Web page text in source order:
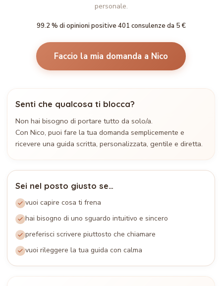
personale.
99.2 % di opinioni positive·401 consulenze·da 5 €
Faccio la mia domanda a Nico
Senti che qualcosa ti blocca?
Non hai bisogno di portare tutto da solo/a.
Con Nico, puoi fare la tua domanda semplicemente e
ricevere una guida scritta, personalizzata, gentile e diretta.
Sei nel posto giusto se…
vuoi capire cosa ti frena
hai bisogno di uno sguardo intuitivo e sincero
preferisci scrivere piuttosto che chiamare
vuoi rileggere la tua guida con calma